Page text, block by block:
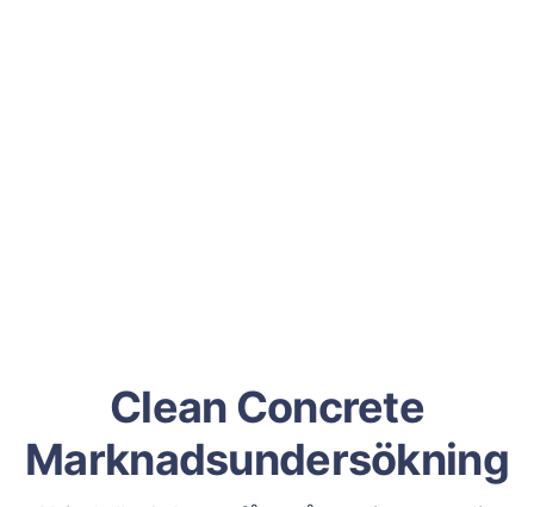
Clean Concrete
Marknadsundersökning